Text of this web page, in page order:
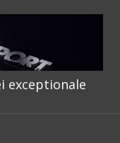
exceptionale